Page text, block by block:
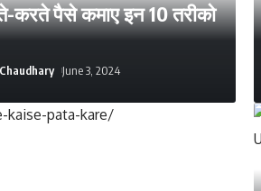
करते पैसे कमाए इन 10 तरीको
June 3, 2024